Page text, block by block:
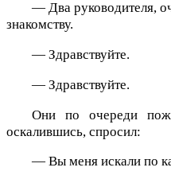
— Два руководителя,
знакомству.
— Здравствуйте.
— Здравствуйте.
Они по очереди
оскалившись, спросил:
— Вы меня искали по